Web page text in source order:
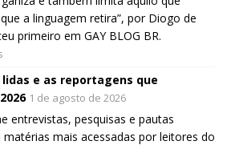
a linguagem retira”, por Diogo de
primeiro em GAY BLOG BR.
e as reportagens que
1 de agosto de 2026
entrevistas, pesquisas e pautas
mais acessadas por leitores do